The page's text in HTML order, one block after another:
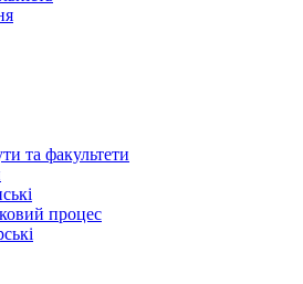
та факультети
процес